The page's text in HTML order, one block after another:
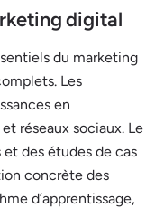
digital
du marketing
Les
en
réseaux sociaux. Le
des études de cas
concrète des
d’apprentissage,